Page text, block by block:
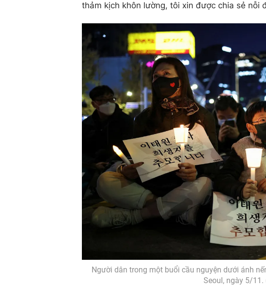
thảm kịch khôn lường, tôi xin được chia sẻ nỗi
Người dân trong một buổi cầu nguyện dưới ánh
Seoul, ngày 5/11.